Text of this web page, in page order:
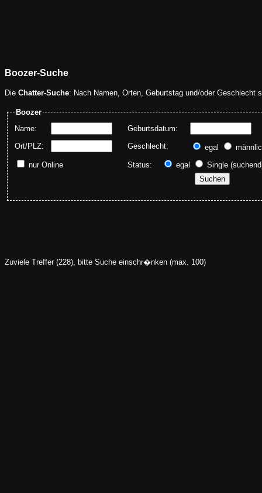
Boozer-Suche
Die Chatter-Suche: Nach Namen, Orten, Geburtstag und/oder
Boozer
Name:
Geburtsdatum:
Ort/PLZ:
Geschlecht: egal
nur Online
Status: egal Single
Zuviele Treffer (228), bitte Suche einschr�nken (max. 100)